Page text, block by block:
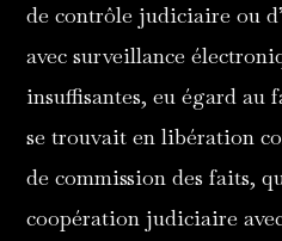
de contrôle judiciaire ou
avec surveillance
insuffisantes, eu égard au
se trouvait en libération
de commission des faits,
coopération judiciaire